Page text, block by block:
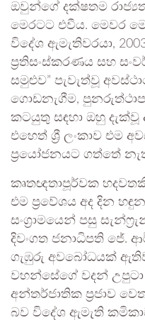
ඔවුන්ගේ දක්ෂතම
මෙරටට එවීය. මෙවර
විදේශ ඇමැතිවරයා,
ප්‍රතිසංස්කරණය සහ
සමුළුව” පැවැත්වූ
ගොඩනැගීම,
කටයුතු සඳහා ඔහු
එහෙත් ශ්‍රී ලංකාව එම
ප්‍රයෝජනයට ගත්තේ
කෘතඥතාපූර්වක
එම ප්‍රවේශය අද දින
සංග්‍රාමයෙන් පසු
දිවංගත ජනාධිපති ජේ.
ගැඹුරු අවබෝධයක්
වහන්සේගේ වදන්
අන්තර්ජාතික ප්‍රජාව
බව විදේශ ඇමැති